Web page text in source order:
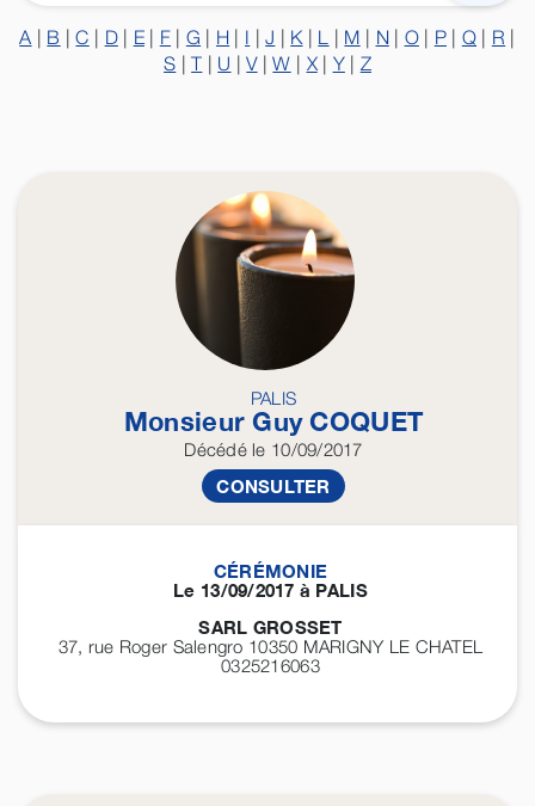
A B |C D| E| F G H I |J K L M N O| P| Q R
S |T U |V|W X| Y| Z
PALIS
Monsieur GuyCOQUET
Décédéle 10/09/2017
CONSULTER
CÉRÉMONIE
Le 13/09/2017 à PALIS
SARL GROSSET
37, rue Roger Salengro 10350 MARIGNY LE CHATEL
0325216063